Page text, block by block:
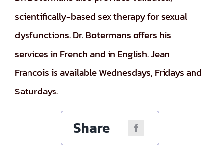
scientifically-based sex therapy for sexual
dysfunctions. Dr. Botermans offers his
services in French and in English. Jean
Francois is available Wednesdays, Fridays and
Saturdays.
Share